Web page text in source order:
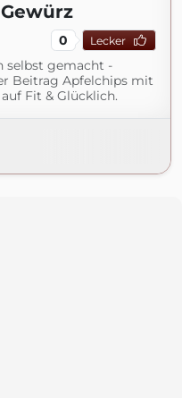
0 Lecker
selbst gemacht -
Beitrag Apfelchips mit
Fit & Glücklich.